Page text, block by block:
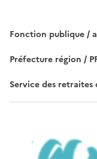
e
Fonction publique /
Préfecture région /
Service des retraites